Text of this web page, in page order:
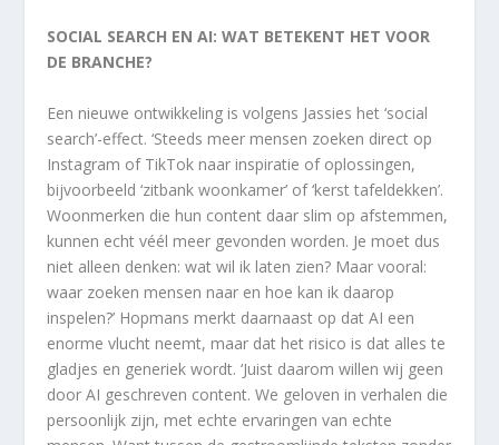
SOCIAL SEARCH EN AI: WAT BETEKENT HET VOOR
DE BRANCHE?
Een nieuwe ontwikkeling is volgens Jassies het ‘social
search’-effect. ‘Steeds meer mensen zoeken direct op
Instagram of TikTok naar inspiratie of oplossingen,
bijvoorbeeld ‘zitbank woonkamer’ of ‘kerst tafeldekken’.
Woonmerken die hun content daar slim op afstemmen,
kunnen echt véél meer gevonden worden. Je moet dus
niet alleen denken: wat wil ik laten zien? Maar vooral:
waar zoeken mensen naar en hoe kan ik daarop
inspelen?’ Hopmans merkt daarnaast op dat AI een
enorme vlucht neemt, maar dat het risico is dat alles te
gladjes en generiek wordt. ‘Juist daarom willen wij geen
door AI geschreven content. We geloven in verhalen die
persoonlijk zijn, met echte ervaringen van echte